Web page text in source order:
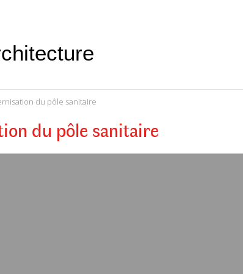
du pôle sanitaire
du pôle sanitaire